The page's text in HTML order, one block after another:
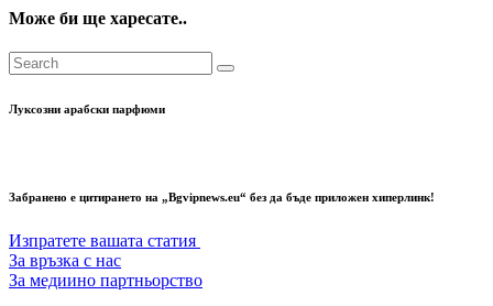
Може би ще харесате..
Луксозни арабски парфюми
Забранено е цитирането на „Bgvipnews.eu“ без да бъде приложен хиперлинк!
Изпратете вашата статия
За връзка с нас
За медиино партньорство